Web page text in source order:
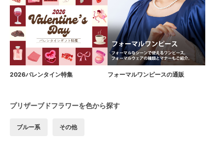
2026バレンタイン特集 フォーマルワンピースの通販
プリザーブドフラワーを色から探す
ブルー系 その他